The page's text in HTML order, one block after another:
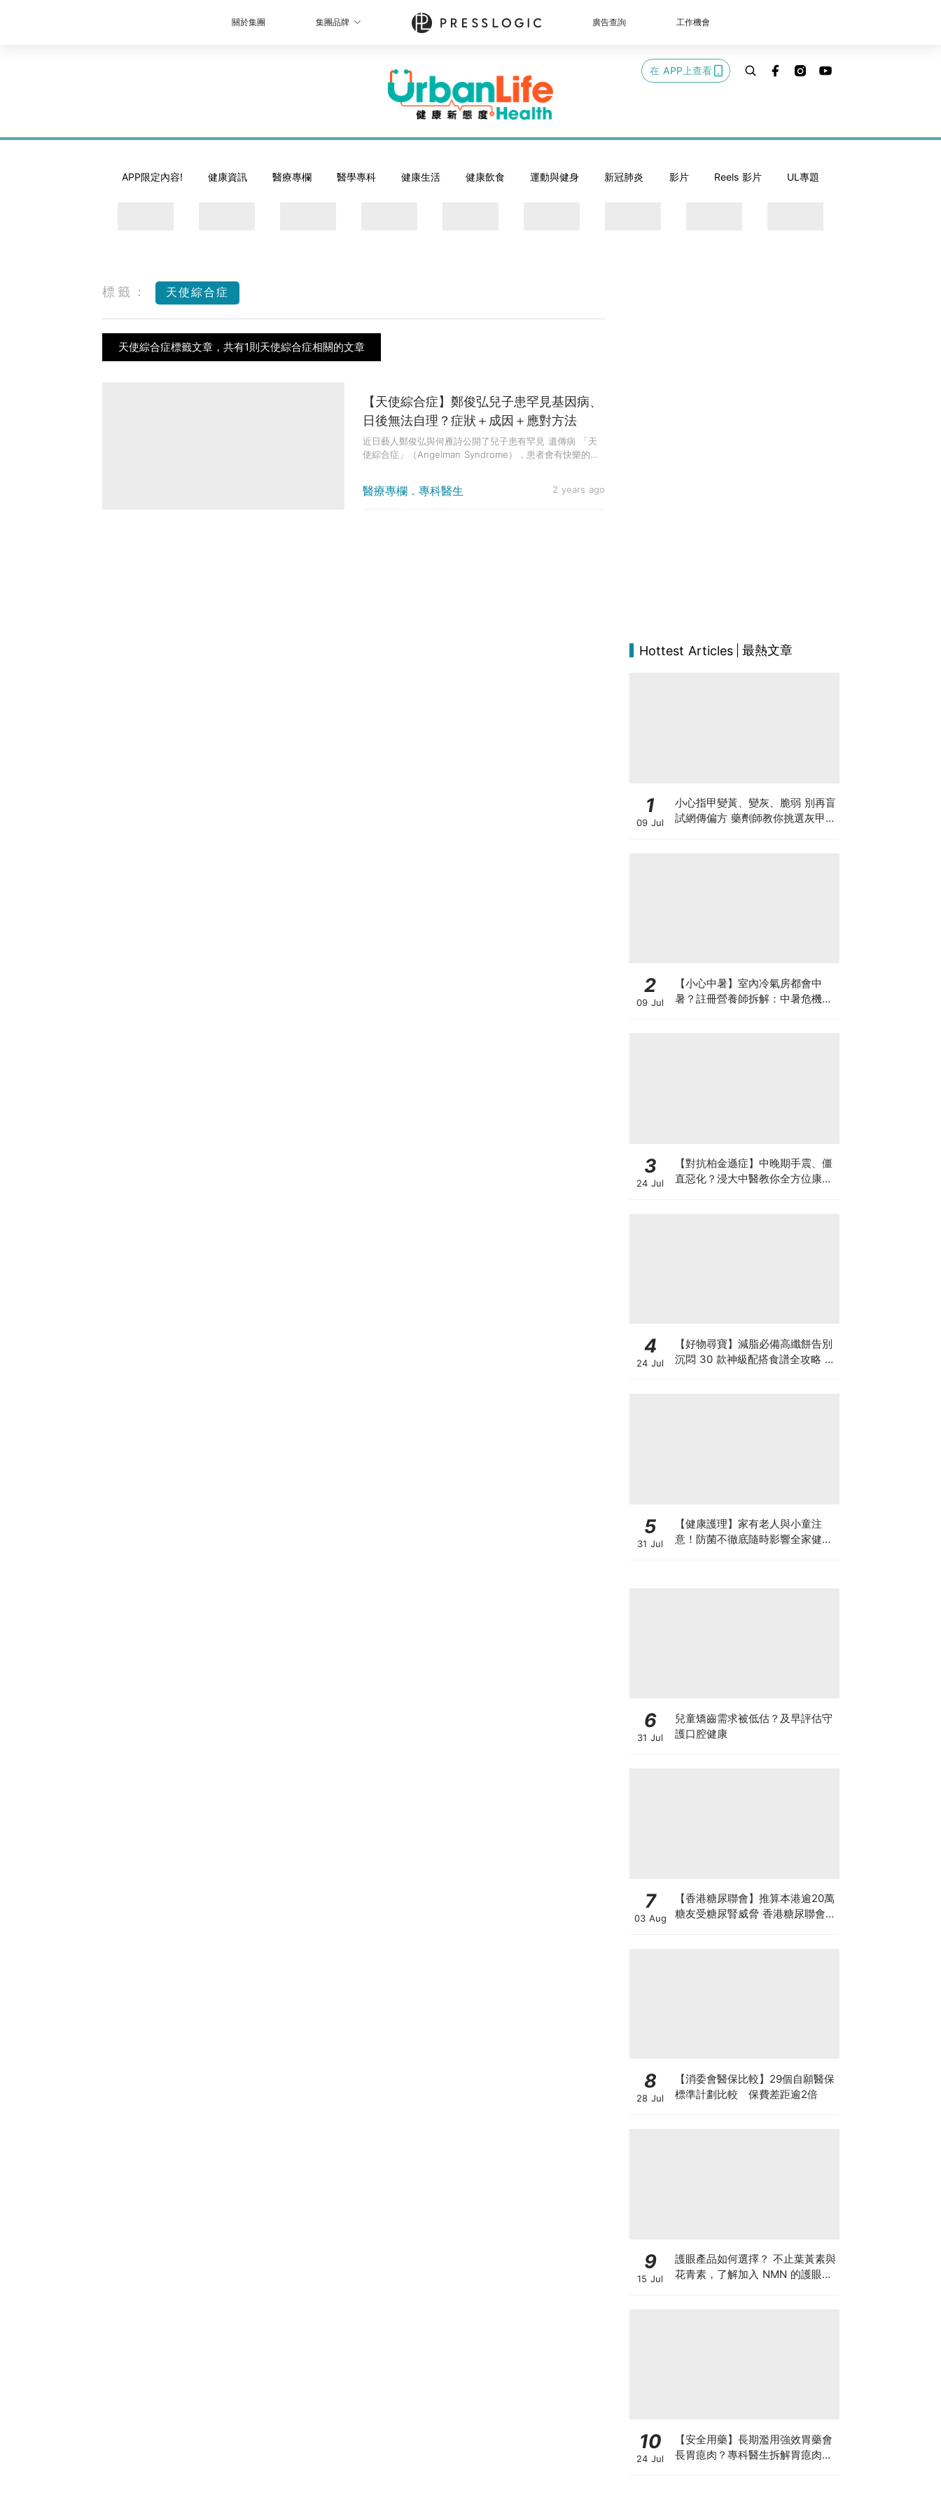
關於集團 集團品牌 廣告查詢 工作機會
在 APP上查看
APP限定內容! 健康資訊 醫療專欄 醫學專科 健康生活 健康飲食 運動與健身 新冠肺炎 影片 Reels 影片 UL專題
標籤： 天使綜合症
天使綜合症標籤文章，共有1則天使綜合症相關的文章
醫療專欄．專科醫生 2 years ago
【天使綜合症】鄭俊弘兒子患罕見基因病、
日後無法自理？症狀＋成因＋應對方法
近日藝人鄭俊弘與何雁詩公開了兒子患有罕見 遺傳病 「天
使綜合症」（Angelman Syndrome），患者會有快樂的
Hottest Articles 最熱文章
1
09 Jul
小心指甲變黃、變灰、脆弱 別再盲
試網傳偏方 藥劑師教你挑選灰甲產
2
09 Jul
【小心中暑】室內冷氣房都會中
暑？註冊營養師拆解：中暑危機及
3
24 Jul
【對抗柏金遜症】中晚期手震、僵
直惡化？浸大中醫教你全方位康復
4
24 Jul
【好物尋寶】減脂必備高纖餅告別
沉悶 30 款神級配搭食譜全攻略 日
5
31 Jul
【健康護理】家有老人與小童注
意！防菌不徹底隨時影響全家健康
6
31 Jul
兒童矯齒需求被低估？及早評估守
護口腔健康
7
03 Aug
【香港糖尿聯會】推算本港逾20萬
糖友受糖尿腎威脅 香港糖尿聯會
8
28 Jul
【消委會醫保比較】29個自願醫保
標準計劃比較 保費差距逾2倍
9
15 Jul
護眼產品如何選擇？ 不止葉黃素與
花青素，了解加入 NMN 的護眼方
10
24 Jul
【安全用藥】長期濫用強效胃藥會
長胃瘜肉？專科醫生拆解胃瘜肉癌